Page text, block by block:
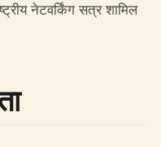
नेटवर्किंग सत्र शामिल